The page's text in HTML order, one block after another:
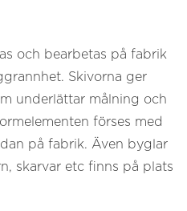
och bearbetas på fabrik
Skivorna ger
underlättar målning och
förses med
på fabrik. Även byglar
skarvar etc finns på plats